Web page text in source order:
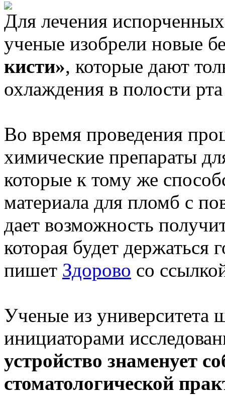
Для лечения испорченных
ученые изобрели новые
кисти», которые дают
охлаждения в полости
Во время проведения
химические препараты
которые к тому же
материала для пломб с
дает возможность
которая будет держаться
пишет Здорово со
Ученые из университета
инициаторами
устройство знаменует
стоматологической